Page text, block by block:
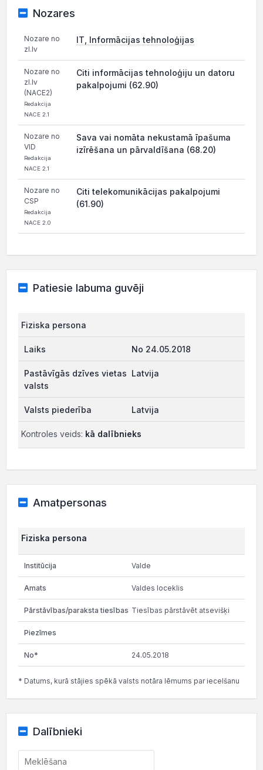
Nozares
Nozare no
zl.lv
IT, Informācijas tehnoloģijas
Nozare no
zl.lv
(NACE2)
Redakcija
NACE 2.1
Citi informācijas tehnoloģiju un datoru
pakalpojumi (62.90)
Nozare no
VID
Redakcija
NACE 2.1
Sava vai nomāta nekustamā īpašuma
izīrēšana un pārvaldīšana (68.20)
Nozare no
CSP
Redakcija
NACE 2.0
Citi telekomunikācijas pakalpojumi
(61.90)
Patiesie labuma guvēji
Fiziska persona
No 24.05.2018
Latvija
Latvija
Kontroles veids: kā dalībnieks
Amatpersonas
Fiziska persona
Valde
Valdes loceklis
Tiesības pārstāvēt atsevišķi
24.05.2018
* Datums, kurā stājies spēkā valsts notāra lēmums par iecelšanu
Dalībnieki